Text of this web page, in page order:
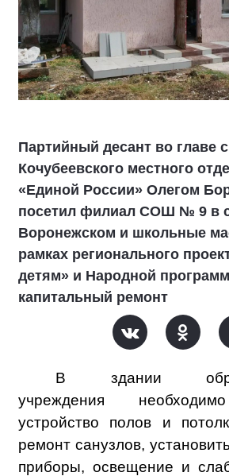
Партийный десант во главе
Кочубеевского местного
«Единой России» Олегом
посетил филиал СОШ № 9 в
Воронежском и школьные
рамках регионального
детям» и Народной
капитальный ремонт
В здании
учреждения
устройство полов и
ремонт санузлов,
приборы, освещение и